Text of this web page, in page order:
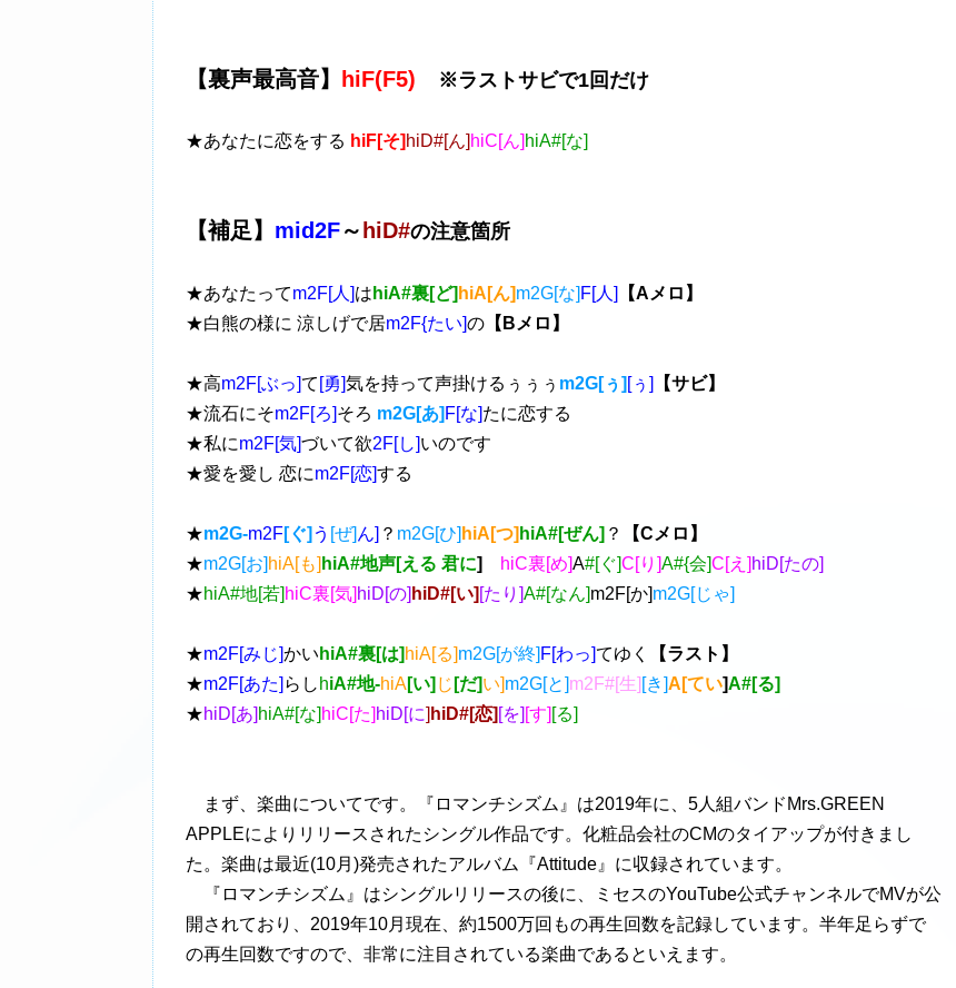
【裏声最高音】 hiF(F5) ※ラストサビで1回だけ
★あなたに恋をする hiF[そ] hiD#[ん] hiC[ん] hiA#[な]
【補足】 mid2F～ hiD#の注意箇所
★あなたってm2F[人]は hiA#裏[ど] hiA[ん]m2G[な] F[人]
【Aメロ】
★白熊の様に 涼しげで居m2F{たい]の 【Bメロ】
★高m2F[ぶっ]て [勇]気を持って声掛けるぅぅぅ m2G[ぅ] [ぅ]
【サビ】
★流石にそm2F[ろ]そろ m2G[あ] F[な]たに恋する
★私にm2F[気]づいて欲2F[し]いのです
★愛を愛し 恋にm2F[恋]する
★m2G-m2F[ぐ] う [ぜ] ん] ？ m2G[ひ] hiA[つ] hiA#[ぜん] ？
【Cメロ】
★m2G[お] hiA[も] hiA#地声[える 君に] hiC裏[め]A#[ぐ]C[り]A#{会]C[え] hiD[たの]
★hiA#地[若] hiC裏[気] hiD[の] hiD#[い] [たり]A#[なん]m2F[か]m2G[じゃ]
★m2F[みじ]かい hiA#裏[は] hiA[る]m2G[が終] F[わっ]てゆく
【ラスト】
★m2F[あた] らし hiA#地-hiA[い] じ [だ]い]m2G[と]m2F#[生] [き]A[てい]A#[る]
★hiD[あ] hiA#[な] hiC[た] hiD[に] hiD#[恋] [を] [す] [る]
まず、楽曲についてです。『ロマンチシズム』は2019年に、5人組バンドMrs.GREEN
APPLEによりリリースされたシングル作品です。化粧品会社のCMのタイアップが付きまし
た。楽曲は最近(10月)発売されたアルバム『Attitude』に収録されています。
『ロマンチシズム』はシングルリリースの後に、ミセスのYouTube公式チャンネルでMVが公
開されており、2019年10月現在、約1500万回もの再生回数を記録しています。半年足らずで
の再生回数ですので、非常に注目されている楽曲であるといえます。